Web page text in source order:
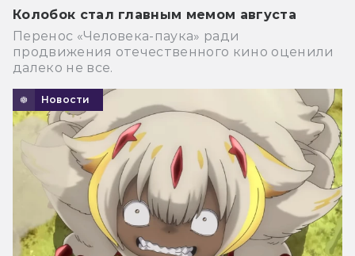
Колобок стал главным мемом августа
Перенос «Человека-паука» ради
продвижения отечественного кино оценили
далеко не все.
Новости